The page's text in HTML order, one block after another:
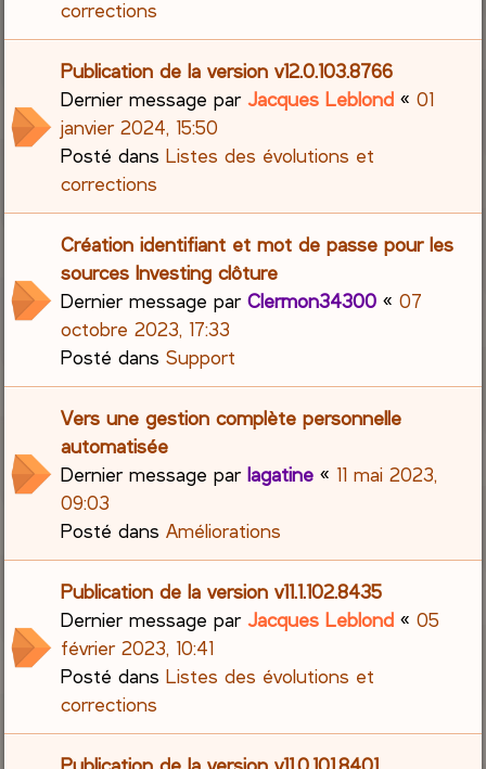
corrections
Publication de la version v12.0.103.8766
Dernier message parJacques Leblond «01
janvier 2024, 15:50
Posté dansListes des évolutions et
corrections
Création identifiant et mot de passe pour les
sources Investing clôture
Dernier message parClermon34300 «07
octobre 2023, 17:33
Posté dansSupport
Vers une gestion complète personnelle
automatisée
Dernier message parlagatine « 11 mai 2023,
09:03
Posté dansAméliorations
Publication de la version v11.1.102.8435
Dernier message parJacques Leblond «05
février 2023, 10:41
Posté dansListes des évolutions et
corrections